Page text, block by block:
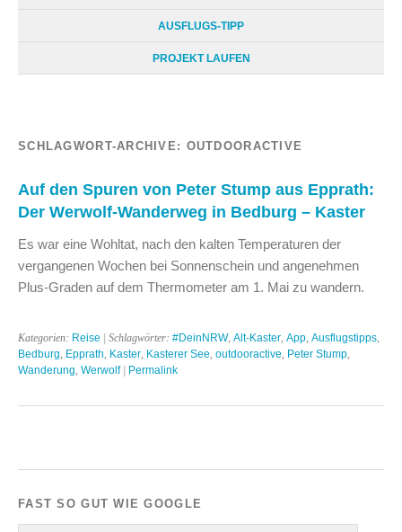
AUSFLUGS-TIPP
PROJEKT LAUFEN
SCHLAGWORT-ARCHIVE: OUTDOORACTIVE
Auf den Spuren von Peter Stump aus Epprath:
Der Werwolf-Wanderweg in Bedburg – Kaster
Es war eine Wohltat, nach den kalten Temperaturen der
vergangenen Wochen bei Sonnenschein und angenehmen
Plus-Graden auf dem Thermometer am 1. Mai zu wandern.
Kategorien: Reise | Schlagwörter: #DeinNRW, Alt-Kaster App Ausflugstipps
Bedburg Epprath Kaster Kasterer See outdooractive Peter Stump
Wanderung Werwolf| Permalink
FAST SO GUT WIE GOOGLE